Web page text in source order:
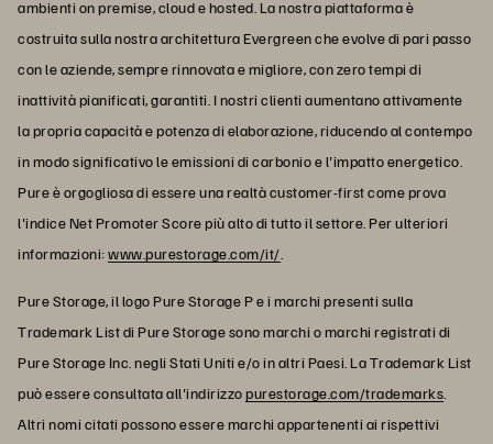
ambienti on premise, cloud e hosted. La nostra piattaforma è
costruita sulla nostra architettura Evergreen che evolve di pari passo
con le aziende, sempre rinnovata e migliore, con zero tempi di
inattività pianificati, garantiti. I nostri clienti aumentano attivamente
la propria capacità e potenza di elaborazione, riducendo al contempo
in modo significativo le emissioni di carbonio e l'impatto energetico.
Pure è orgogliosa di essere una realtà customer-first come prova
l'indice Net Promoter Score più alto di tutto il settore. Per ulteriori
informazioni:www.purestorage.com/it/
Pure Storage, il logo Pure Storage P e i marchi presenti sulla
Trademark List di Pure Storage sono marchi o marchi registrati di
Pure Storage Inc. negli Stati Uniti e/o in altri Paesi. La Trademark List
può essere consultata all'indirizzopurestorage.com/trademarks
Altri nomi citati possono essere marchi appartenenti ai rispettivi